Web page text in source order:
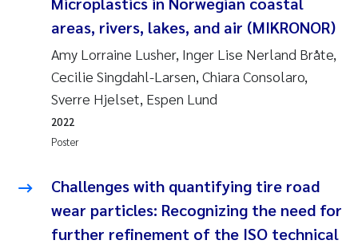
areas, rivers, lakes, and air (MIKRONOR)
Amy Lorraine Lusher, Inger Lise Nerland Bråte,
Cecilie Singdahl-Larsen, Chiara Consolaro,
Sverre Hjelset, Espen Lund
Poster
2022
Challenges with quantifying tire road
wear particles: Recognizing the need for
further refinement of the ISO technical